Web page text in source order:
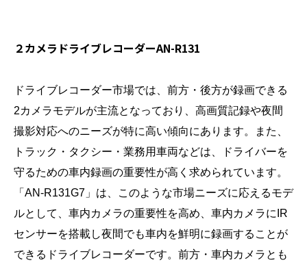
２カメラドライブレコーダーAN-R131
ドライブレコーダー市場では、前方・後方が録画できる
2カメラモデルが主流となっており、高画質記録や夜間
撮影対応へのニーズが特に高い傾向にあります。また、
トラック・タクシー・業務用車両などは、ドライバーを
守るための車内録画の重要性が高く求められています。
「AN-R131G7」は、このような市場ニーズに応えるモデ
ルとして、車内カメラの重要性を高め、車内カメラにIR
センサーを搭載し夜間でも車内を鮮明に録画することが
できるドライブレコーダーです。前方・車内カメラとも